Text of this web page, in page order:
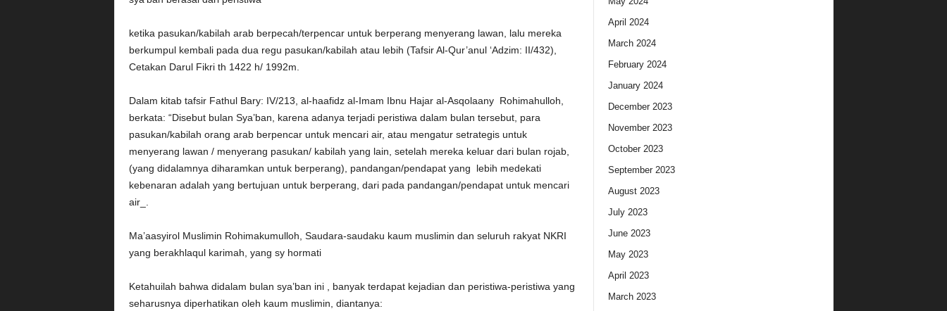
ketika pasukan/kabilah arab berpecah/terpencar untuk berperang menyerang lawan, lalu mereka
berkumpul kembali pada dua regu pasukan/kabilah atau lebih (Tafsir Al-Qur’anul ‘Adzim: II/432),
Cetakan Darul Fikri th 1422 h/ 1992m.
Dalam kitab tafsir Fathul Bary: IV/213, al-haafidz al-Imam Ibnu Hajar al-Asqolaany Rohimahulloh,
berkata: “Disebut bulan Sya’ban, karena adanya terjadi peristiwa dalam bulan tersebut, para
pasukan/kabilah orang arab berpencar untuk mencari air, atau mengatur setrategis untuk
menyerang lawan / menyerang pasukan/ kabilah yang lain, setelah mereka keluar dari bulan rojab,
(yang didalamnya diharamkan untuk berperang), pandangan/pendapat yang lebih medekati
kebenaran adalah yang bertujuan untuk berperang, dari pada pandangan/pendapat untuk mencari
air_.
Ma’aasyirol Muslimin Rohimakumulloh, Saudara-saudaku kaum muslimin dan seluruh rakyat NKRI
yang berakhlaqul karimah, yang sy hormati
Ketahuilah bahwa didalam bulan sya’ban ini , banyak terdapat kejadian dan peristiwa-peristiwa yang
seharusnya diperhatikan oleh kaum muslimin, diantanya:
April 2024
March 2024
February 2024
January 2024
December 2023
November 2023
October 2023
September 2023
August 2023
July 2023
June 2023
May 2023
April 2023
March 2023